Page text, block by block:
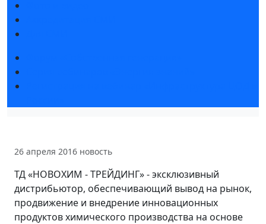
26 апреля 2016 новость
ТД «НОВОХИМ - ТРЕЙДИНГ» - эксклюзивный
дистрибьютор, обеспечивающий вывод на рынок,
продвижение и внедрение инновационных
продуктов химического производства на основе